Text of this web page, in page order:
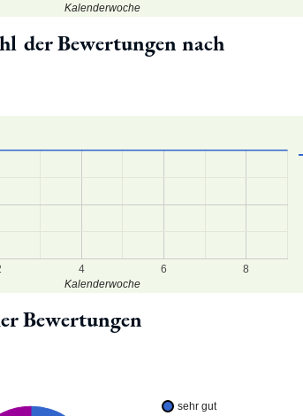
Kalenderwoche
der Bewertungen nach
4 6 8
Kalenderwoche
Bewertungen
sehr gut